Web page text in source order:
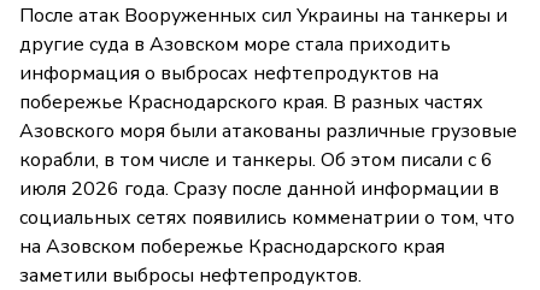
После атак Вооруженных сил Украины на танкеры и
другие суда в Азовском море стала приходить
информация о выбросах нефтепродуктов на
побережье Краснодарского края. В разных частях
Азовского моря были атакованы различные грузовые
корабли, в том числе и танкеры. Об этом писали с 6
июля 2026 года. Сразу после данной информации в
социальных сетях появились комменатрии о том, что
на Азовском побережье Краснодарского края
заметили выбросы нефтепродуктов.